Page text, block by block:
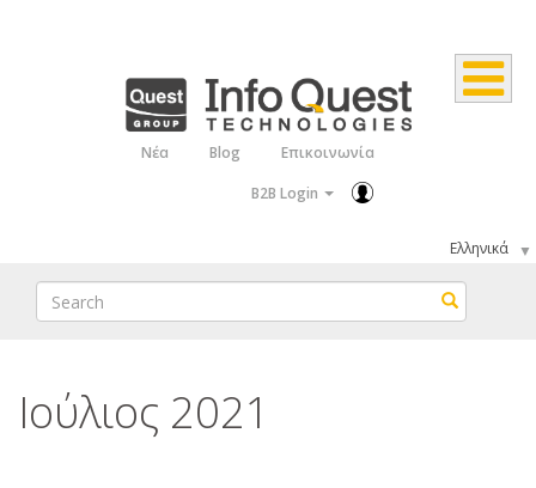
Νέα Blog
Επικοινωνία
B2B Login
Select
your
language
Search Search
Ιούλιος 2021